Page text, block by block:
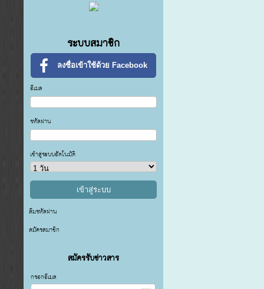
ระบบสมาชิก
ลงชื่อเข้าใช้ด้วย Facebook
อีเมล
รหัสผ่าน
เข้าสู่ระบบอัตโนมัติ
ลืมรหัสผ่าน
สมัครสมาชิก
สมัครรับข่าวสาร
กรอกอีเมล